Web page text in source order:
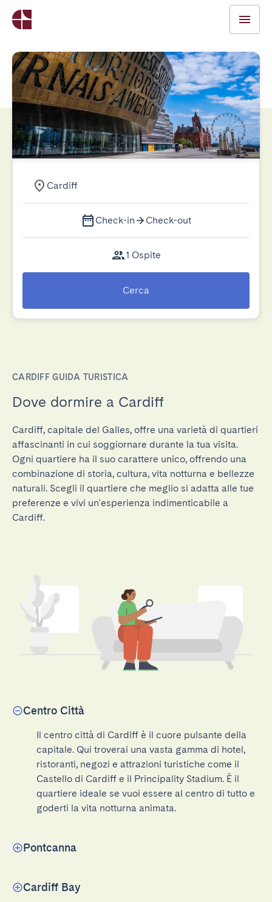
Cardiff
Check-in Check-out
1 Ospite
Cerca
CARDIFF GUIDA TURISTICA
Dove dormire a Cardiff
Cardiff, capitale del Galles, offre una varietà di quartieri
affascinanti in cui soggiornare durante la tua visita.
Ogni quartiere ha il suo carattere unico, offrendo una
combinazione di storia, cultura, vita notturna e bellezze
naturali. Scegli il quartiere che meglio si adatta alle tue
preferenze e vivi un'esperienza indimenticabile a
Cardiff.
Centro Città
Il centro città di Cardiff è il cuore pulsante della
capitale. Qui troverai una vasta gamma di hotel,
ristoranti, negozi e attrazioni turistiche come il
Castello di Cardiff e il Principality Stadium. È il
quartiere ideale se vuoi essere al centro di tutto e
goderti la vita notturna animata.
Pontcanna
Cardiff Bay